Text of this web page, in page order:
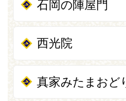
石岡の陣屋門
西光院
真家みたまおど